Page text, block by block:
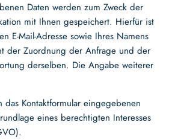
Daten werden zum Zweck der
mit Ihnen gespeichert. Hierfür ist
E-Mail-Adresse sowie Ihres Namens
der Zuordnung der Anfrage und der
derselben. Die Angabe weiterer
Kontaktformular eingegebenen
eines berechtigten Interesses